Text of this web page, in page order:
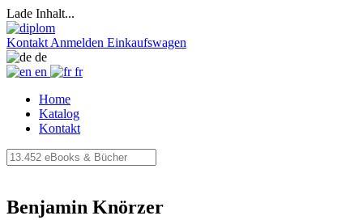
Lade Inhalt...
Kontakt Anmelden Einkaufswagen
de
en
fr
Home
Katalog
Kontakt
Benjamin Knörzer